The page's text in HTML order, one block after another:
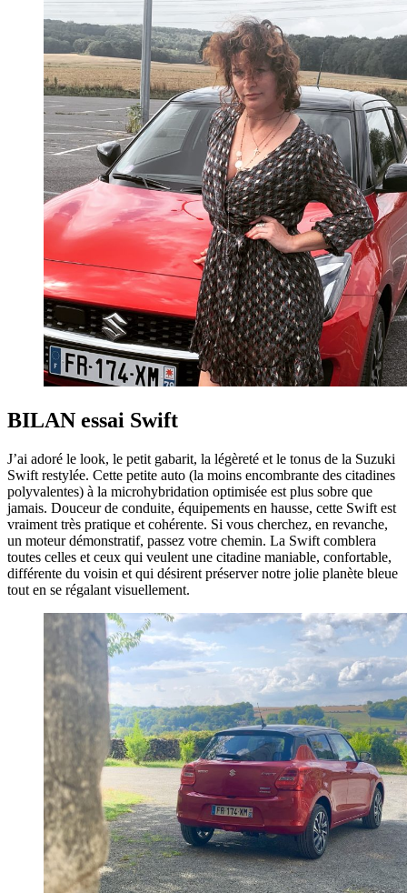
BILAN essai Swift
J’ai adoré le look, le petit gabarit, la légèreté et le tonus de la Suzuki
Swift restylée. Cette petite auto (la moins encombrante des citadines
polyvalentes) à la microhybridation optimisée est plus sobre que
jamais. Douceur de conduite, équipements en hausse, cette Swift est
vraiment très pratique et cohérente. Si vous cherchez, en revanche,
un moteur démonstratif, passez votre chemin. La Swift comblera
toutes celles et ceux qui veulent une citadine maniable, confortable,
différente du voisin et qui désirent préserver notre jolie planète bleue
tout en se régalant visuellement.